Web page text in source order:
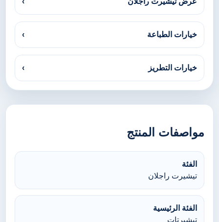
خيارات الطباعة ›
خيارات التطريز ›
مواصفات المنتج
الفئة
تيشيرت راجلان
الفئة الرئيسية
تيشيرتات